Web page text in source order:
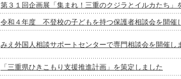
第３１回企画展「集まれ！三重のクジラとイルカたち」
令和４年度 不登校の子どもを持つ保護者相談会を開催
みえ外国人相談サポートセンターで専門相談会を開催し
「三重県ひきこもり支援推進計画」を策定しました